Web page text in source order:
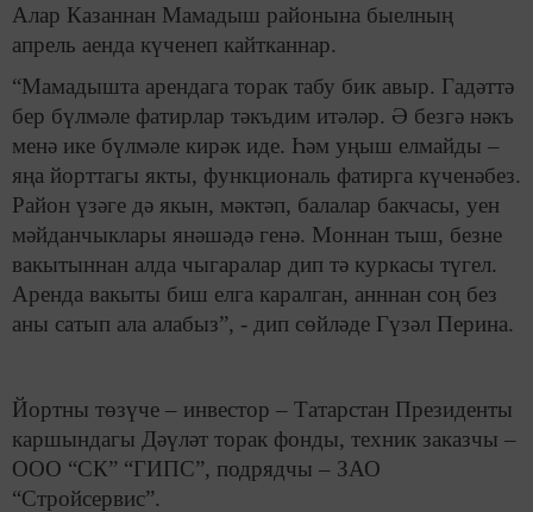
Алар Казаннан Мамадыш районына быелның
апрель аенда күченеп кайтканнар.
“Мамадышта арендага торак табу бик авыр. Гадәттә
бер бүлмәле фатирлар тәкъдим итәләр. Ә безгә нәкъ
менә ике бүлмәле кирәк иде. Һәм уңыш елмайды –
яңа йорттагы якты, функциональ фатирга күченәбез.
Район үзәге дә якын, мәктәп, балалар бакчасы, уен
мәйданчыклары янәшәдә генә. Моннан тыш, безне
вакытыннан алда чыгаралар дип тә куркасы түгел.
Аренда вакыты биш елга каралган, анннан соң без
аны сатып ала алабыз”, - дип сөйләде Гүзәл Перина.
Йортны төзүче – инвестор – Татарстан Президенты
каршындагы Дәүләт торак фонды, техник заказчы –
ООО “СК” “ГИПС”, подрядчы – ЗАО
“Стройсервис”.